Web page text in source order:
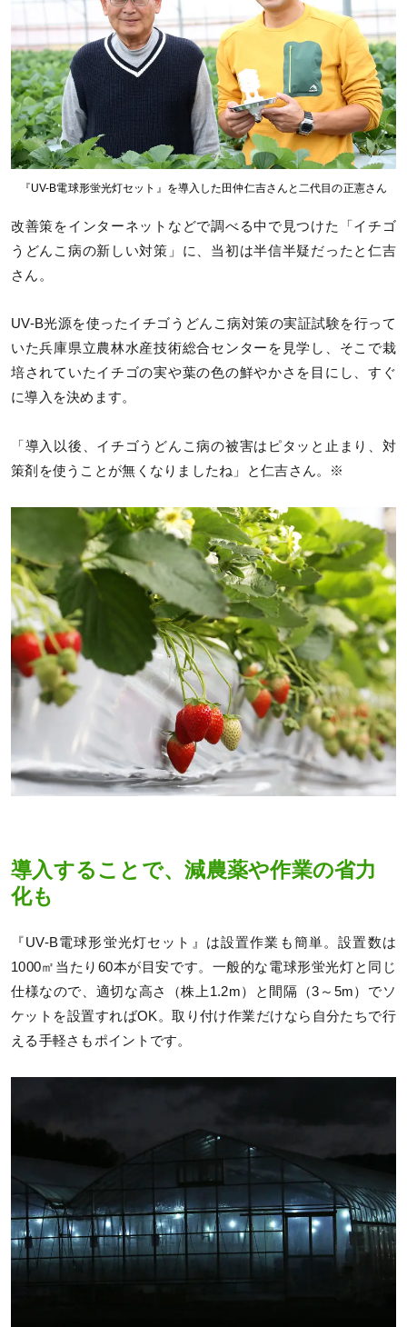
『UV-B電球形蛍光灯セット』を導入した田仲仁吉さんと二代目の正憲さん
改善策をインターネットなどで調べる中で見つけた「イチゴ
うどんこ病の新しい対策」に、当初は半信半疑だったと仁吉
さん。
UV-B光源を使ったイチゴうどんこ病対策の実証試験を行って
いた兵庫県立農林水産技術総合センターを見学し、そこで栽
培されていたイチゴの実や葉の色の鮮やかさを目にし、すぐ
に導入を決めます。
「導入以後、イチゴうどんこ病の被害はピタッと止まり、対
策剤を使うことが無くなりましたね」と仁吉さん。※
導入することで、減農薬や作業の省力
化も
『UV-B電球形蛍光灯セット』は設置作業も簡単。設置数は
1000㎡当たり60本が目安です。一般的な電球形蛍光灯と同じ
仕様なので、適切な高さ（株上1.2m）と間隔（3～5m）でソ
ケットを設置すればOK。取り付け作業だけなら自分たちで行
える手軽さもポイントです。